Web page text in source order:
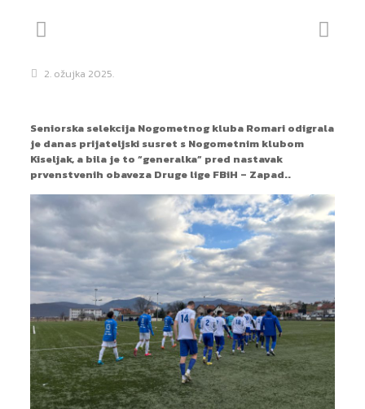
2. ožujka 2025.
Seniorska selekcija Nogometnog kluba Romari odigrala
je danas prijateljski susret s Nogometnim klubom
Kiseljak, a bila je to “generalka” pred nastavak
prvenstvenih obaveza Druge lige FBiH – Zapad..